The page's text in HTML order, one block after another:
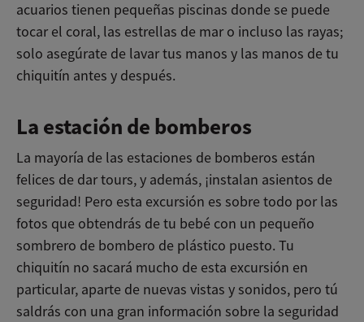
acuarios tienen pequeñas piscinas donde se puede
tocar el coral, las estrellas de mar o incluso las rayas;
solo asegúrate de lavar tus manos y las manos de tu
chiquitín antes y después.
La estación de bomberos
La mayoría de las estaciones de bomberos están
felices de dar tours, y además, ¡instalan asientos de
seguridad! Pero esta excursión es sobre todo por las
fotos que obtendrás de tu bebé con un pequeño
sombrero de bombero de plástico puesto. Tu
chiquitín no sacará mucho de esta excursión en
particular, aparte de nuevas vistas y sonidos, pero tú
saldrás con una gran información sobre la seguridad